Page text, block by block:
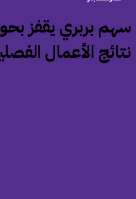
الأعمال الفصلية